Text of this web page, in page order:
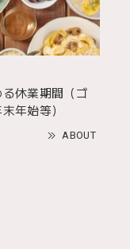
休業期間（ゴ
年始等）
ABOUT